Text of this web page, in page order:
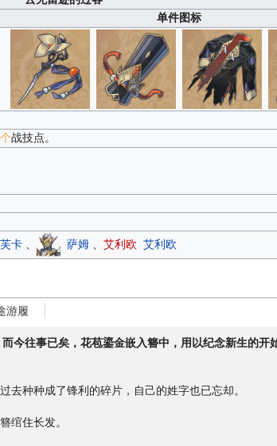
单件图标
战技点。
卡、 萨姆、 艾利欧 艾利欧
游履
今往事已矣，花苞鎏金嵌入簪中，用以纪念新生的开始
种种成了锋利的碎片，自己的姓字也已忘却。
绾住长发。